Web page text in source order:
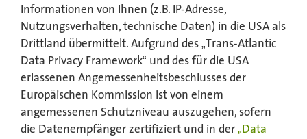
Informationen von Ihnen (z.B. IP-Adresse,
Nutzungsverhalten, technische Daten) in die USA als
Drittland übermittelt. Aufgrund des „Trans-Atlantic
Data Privacy Framework“ und des für die USA
erlassenen Angemessenheitsbeschlusses der
Europäischen Kommission ist von einem
angemessenen Schutzniveau auszugehen, sofern
die Datenempfänger zertifiziert und in der „Data